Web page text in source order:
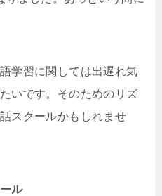
学習に関しては出遅れ気
いです。そのためのリズ
スクールかもしれませ
ル